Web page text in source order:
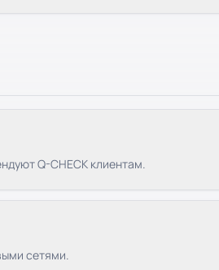
Q-CHECK клиентам.
сетями.